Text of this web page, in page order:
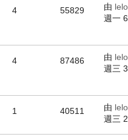
4 55829 由 lelo
週一
4 87486 由 lelo
週三
1 40511 由 lelo
週三